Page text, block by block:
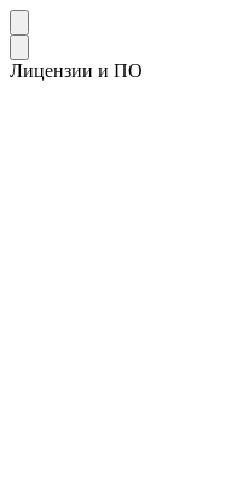
Лицензии и ПО